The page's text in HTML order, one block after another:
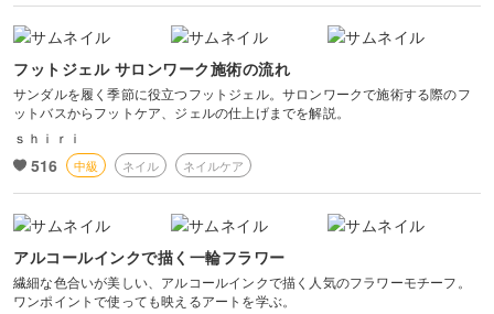
フットジェル サロンワーク施術の流れ
サンダルを履く季節に役立つフットジェル。サロンワークで施術する際のフ
ットバスからフットケア、ジェルの仕上げまでを解説。
ｓｈｉｒｉ
516 中級 ネイル ネイルケア
アルコールインクで描く一輪フラワー
繊細な色合いが美しい、アルコールインクで描く人気のフラワーモチーフ。
ワンポイントで使っても映えるアートを学ぶ。